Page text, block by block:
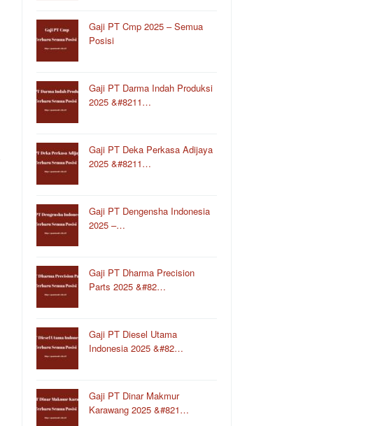
Gaji PT Cmp 2025 – Semua
Posisi
Gaji PT Darma Indah Produksi
2025 &#8211…
Gaji PT Deka Perkasa Adijaya
2025 &#8211…
Gaji PT Dengensha Indonesia
2025 –…
Gaji PT Dharma Precision
Parts 2025 &#82…
Gaji PT Diesel Utama
Indonesia 2025 &#82…
Gaji PT Dinar Makmur
Karawang 2025 &#821…